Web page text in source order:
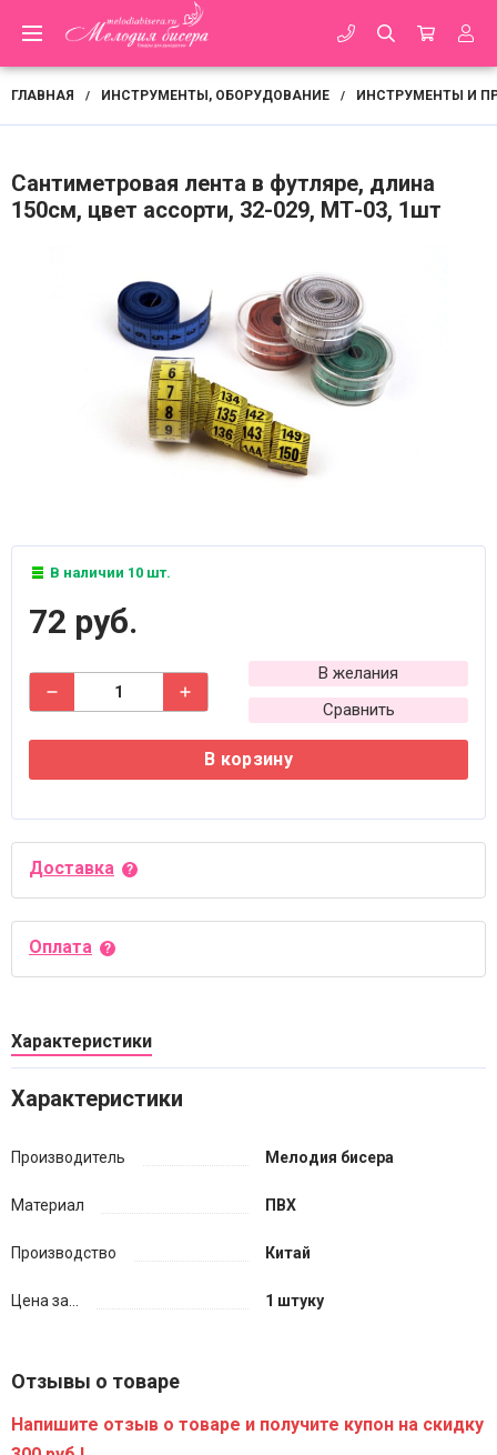
ГЛАВНАЯ / ИНСТРУМЕНТЫ, ОБОРУДОВАНИЕ / ИНСТРУМЕНТЫ И
Сантиметровая лента в футляре, длина
150см, цвет ассорти, 32-029, МТ-03, 1шт
В наличии 10 шт.
72 руб.
В желания
Сравнить
В корзину
Доставка
Оплата
Характеристики
Характеристики
Производитель Мелодия бисера
Материал ПВХ
Производство Китай
Цена за... 1 штуку
Отзывы о товаре
Напишите отзыв о товаре и получите купон на скидку